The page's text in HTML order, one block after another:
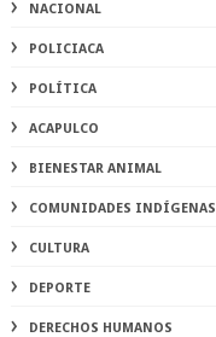
NACIONAL
POLICIACA
POLÍTICA
ACAPULCO
BIENESTAR ANIMAL
COMUNIDADES INDÍGENAS
CULTURA
DEPORTE
DERECHOS HUMANOS